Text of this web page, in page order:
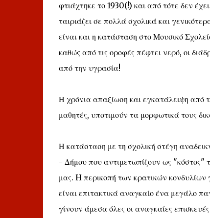
φτιάχτηκε το 1930(!) και από τότε δεν
ταιριάζει σε πολλά σχολικά και
είναι και η κατάσταση στο Μουσικό
καθώς από τις οροφές πέφτει νερό, οι
από την υγρασία!
Η χρόνια απαξίωση και εγκατάλειψη από
μαθητές, υποτιμούν τα μορφωτικά τους
Η κατάσταση με τη σχολική στέγη
- Δήμου που αντιμετωπίζουν ως "κόστος"
μας. H περικοπή των κρατικών
είναι επιτακτικά αναγκαίο ένα μεγάλο
γίνουν άμεσα όλες οι αναγκαίες